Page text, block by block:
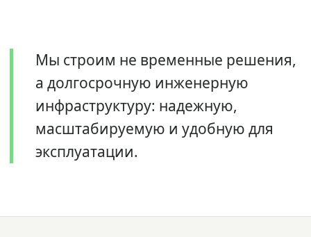
Мы строим не временные решения,
а долгосрочную инженерную
инфраструктуру: надежную,
масштабируемую и удобную для
эксплуатации.